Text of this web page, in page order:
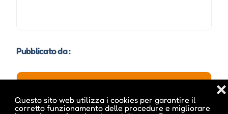
Questo sito web utilizza i cookies per garantire il
corretto funzionamento delle procedure e migliorare
❌
Pubblicato da :
ale inside